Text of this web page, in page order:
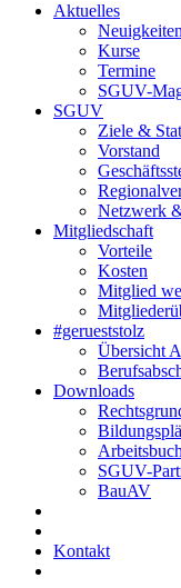
Aktuelles
Neuigkeiten
Kurse
Termine
SGUV-
SGUV
Ziele &
Vorstand
Netzwerk
Mitgliedschaft
Vorteile
Kosten
Mitglied
#gerueststolz
Übersicht
Downloads
SGUV-
BauAV
Kontakt